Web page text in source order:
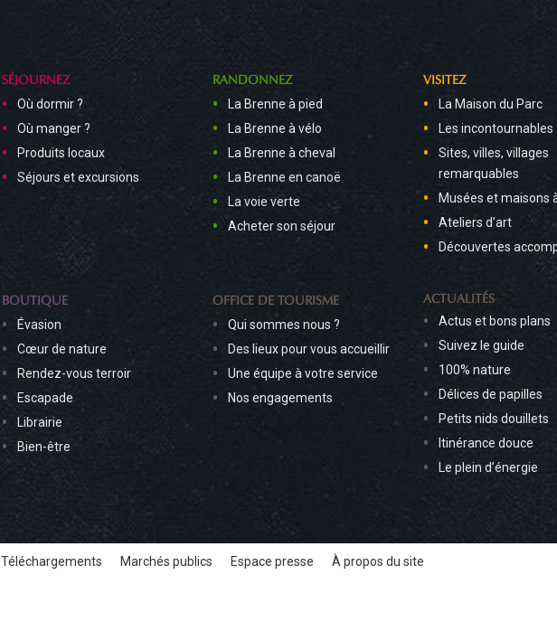
SÉJOURNEZ
Où dormir ?
Où manger ?
Produits locaux
Séjours et excursions
RANDONNEZ
La Brenne à pied
La Brenne à vélo
La Brenne à cheval
La Brenne en canoë
La voie verte
Acheter son séjour
VISITEZ
La Maison du Parc
Les incontournables
Sites, villes, villages
remarquables
Musées et maisons
Ateliers d’art
Découvertes
BOUTIQUE
Évasion
Cœur de nature
Rendez-vous terroir
Escapade
Librairie
Bien-être
OFFICE DE TOURISME
Qui sommes nous ?
Des lieux pour vous accueillir
Une équipe à votre service
Nos engagements
ACTUALITÉS
Actus et bons plans
Suivez le guide
100% nature
Délices de papilles
Petits nids douillets
Itinérance douce
Le plein d’énergie
Téléchargements Marchés publics Espace presse À propos du site